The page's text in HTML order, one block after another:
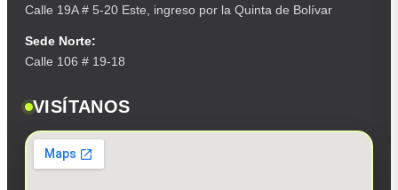
Calle 19A # 5-20 Este, ingreso por la Quinta de Bolívar
Sede Norte:
Calle 106 # 19-18
VISÍTANOS